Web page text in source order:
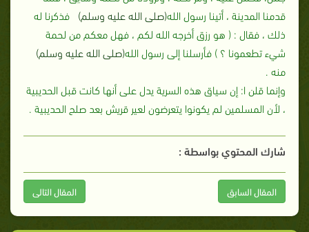
قدمنا المدينة ، أتينا رسول الله(صلى الله عليه وسلم) فذكرنا له
ذلك ، فقال ‏:‏ ‏( ‏هو رزق أخرجه الله لكم ، فهل معكم من لحمة
شيء تطعمونا‏ ؟ ‏‏)‏ فأرسلنا إلى رسول الله(صلى الله عليه وسلم)
منه ‏.‏
وإنما قلن ا‏:‏ إن سياق هذه السرية يدل على أنها كانت قبل الحديبية
، لأن المسلمين لم يكونوا يتعرضون لعير قريش بعد صلح الحديبية‏ .
شارك المحتوي بواسطة :
المقال السابق المقال التالى